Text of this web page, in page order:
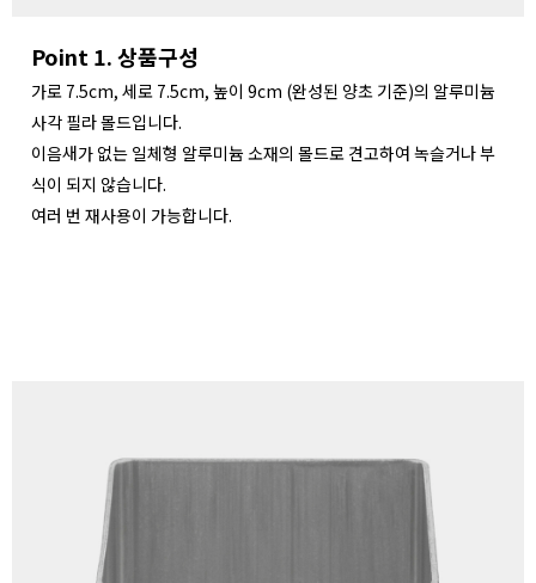
Point 1. 상품구성
가로 7.5cm, 세로 7.5cm, 높이 9cm (완성된 양초 기준)의 알루미늄
사각 필라 몰드입니다.
이음새가 없는 일체형 알루미늄 소재의 몰드로 견고하여 녹슬거나 부
식이 되지 않습니다.
여러 번 재사용이 가능합니다.